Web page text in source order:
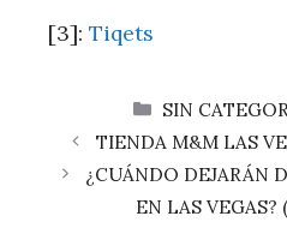
[3]: Tiqets
CATEGORÍAS
SIN
TIENDA M&M LAS
¿CUÁNDO DEJARÁN
EN LAS VEGAS?